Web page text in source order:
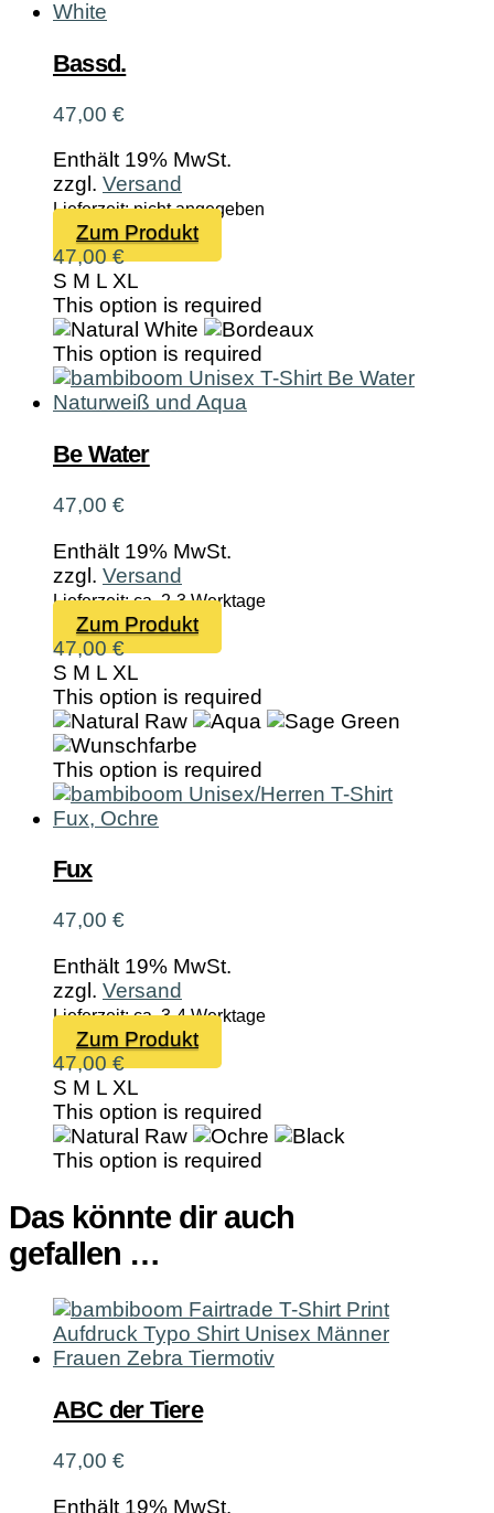
Bassd.
47,00 €
Enthält 19% MwSt.
zzgl. Versand
Lieferzeit: nicht angegeben
Zum Produkt
Produkt
mehrere
Varianten
auf.
Die
Optionen
werden
47,00€
S M L XL
This option is required
This option is required
Be Water
47,00 €
Enthält 19% MwSt.
zzgl. Versand
Lieferzeit: ca. 2-3 Werktage
Zum Produkt
Produkt
mehrere
Varianten
Die
Optionen
47,00€
S M L XL
This option is required
This option is required
Fux
47,00 €
Enthält 19% MwSt.
zzgl. Versand
Lieferzeit: ca. 3-4 Werktage
Zum Produkt
Produkt
mehrere
Varianten
auf.
Optionen
können
Produktseite
gewählt
werden
47,00€
S M L XL
This option is required
This option is required
Das könnte dir auch
gefallen …
ABC der Tiere
47,00 €
Enthält 19% MwSt.